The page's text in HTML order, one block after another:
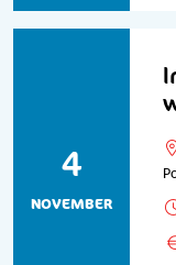
4
NOVEMBER